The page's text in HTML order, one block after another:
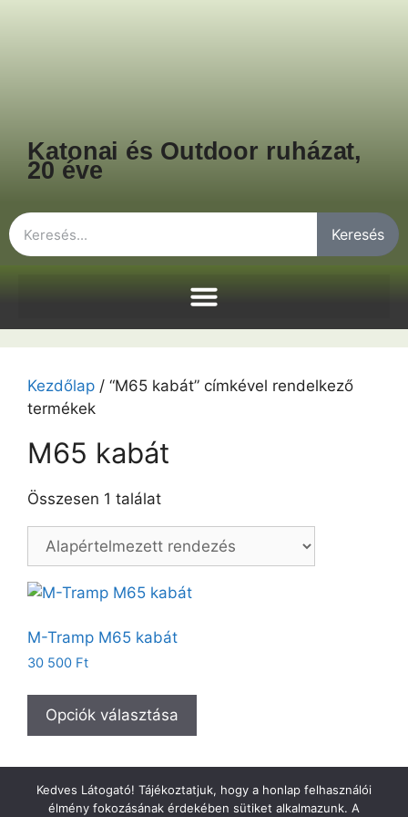
Katonai és Outdoor ruházat,
20 éve
Keresés
Kezdőlap / “M65 kabát” címkével rendelkező
termékek
M65 kabát
Összesen 1 találat
M-Tramp M65 kabát
30 500 Ft
Opciók választása
Kedves Látogató! Tájékoztatjuk, hogy a honlap felhasználói
élmény fokozásának érdekében sütiket alkalmazunk. A